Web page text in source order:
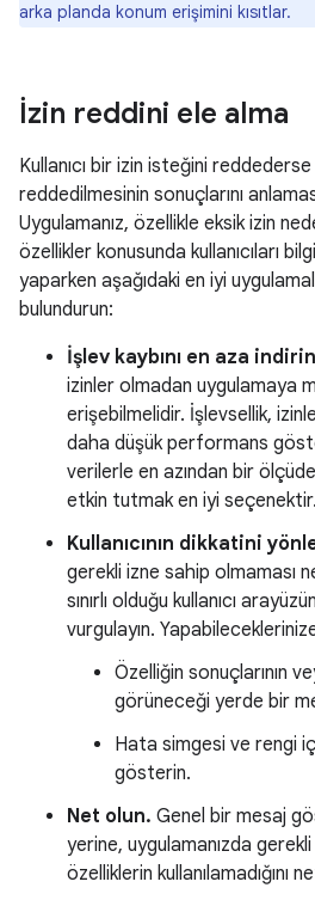
arka planda konum erişimini kısıtlar.
İzin reddini ele alma
Kullanıcı bir izin isteğini reddederse
reddedilmesinin sonuçlarını
Uygulamanız, özellikle eksik izin
özellikler konusunda kullanıcıları
yaparken aşağıdaki en iyi
bulundurun:
İşlev kaybını en aza
izinler olmadan uygulamaya
erişebilmelidir. İşlevsellik,
daha düşük performans
verilerle en azından bir
etkin tutmak en iyi seçenektir.
Kullanıcının dikkatini
gerekli izne sahip olmaması
sınırlı olduğu kullanıcı
vurgulayın.
Özelliğin sonuçlarının
görüneceği yerde bir
Hata simgesi ve rengi
gösterin.
Net olun. Genel bir mesaj
yerine, uygulamanızda gerekli
özelliklerin kullanılamadığını